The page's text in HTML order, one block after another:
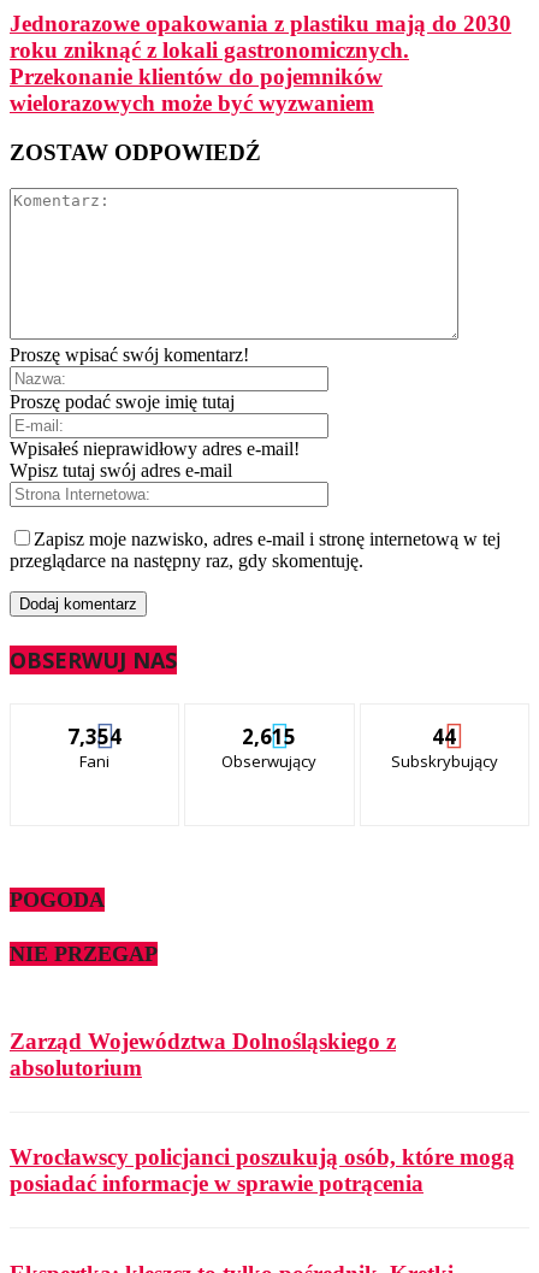
Jednorazowe opakowania z plastiku mają do 2030
roku zniknąć z lokali gastronomicznych.
Przekonanie klientów do pojemników
wielorazowych może być wyzwaniem
ZOSTAW ODPOWIEDŹ
Proszę wpisać swój komentarz!
Proszę podać swoje imię tutaj
Wpisałeś nieprawidłowy adres e-mail!
Wpisz tutaj swój adres e-mail
Zapisz moje nazwisko, adres e-mail i stronę internetową w tej
przeglądarce na następny raz, gdy skomentuję.
OBSERWUJ NAS
7,354
Fani
2,615
Obserwujący
44
Subskrybujący
POGODA
NIE PRZEGAP
Zarząd Województwa Dolnośląskiego z
absolutorium
Wrocławscy policjanci poszukują osób, które mogą
posiadać informacje w sprawie potrącenia